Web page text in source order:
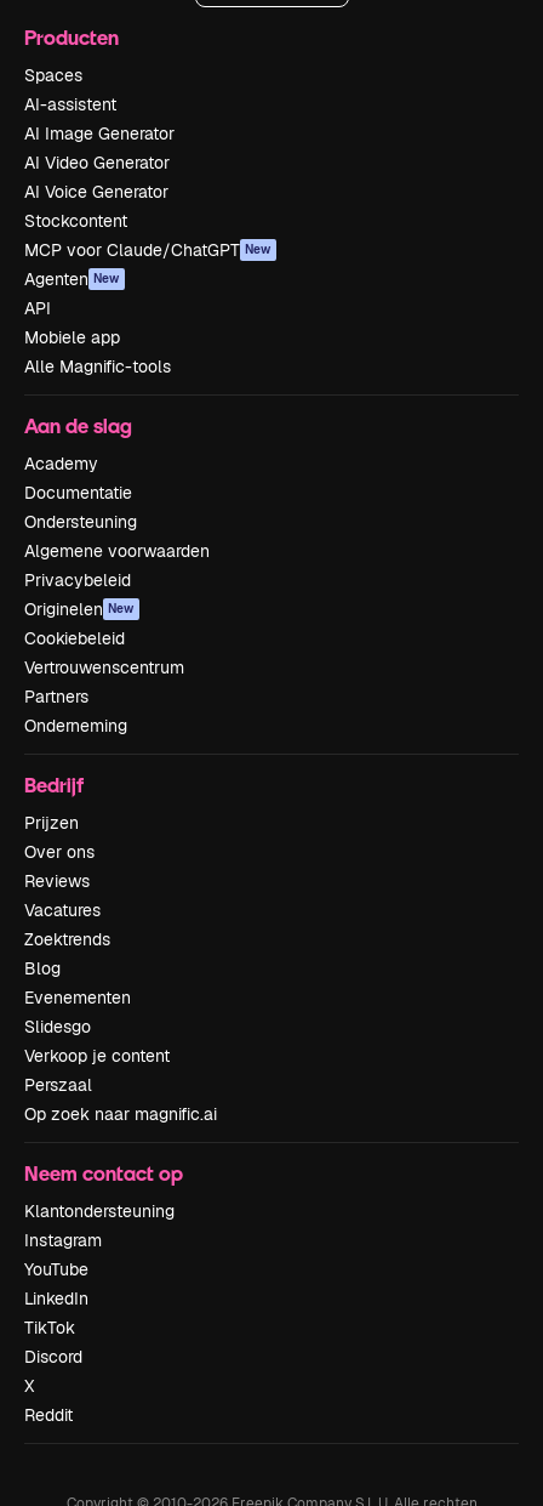
Producten
Spaces
AI-assistent
AI Image Generator
AI Video Generator
AI Voice Generator
Stockcontent
MCP voor Claude/ChatGPT New
Agenten New
API
Mobiele app
Alle Magnific-tools
Aan de slag
Academy
Documentatie
Ondersteuning
Algemene voorwaarden
Privacybeleid
Originelen New
Cookiebeleid
Vertrouwenscentrum
Partners
Onderneming
Bedrijf
Prijzen
Over ons
Reviews
Vacatures
Zoektrends
Blog
Evenementen
Slidesgo
Verkoop je content
Perszaal
Op zoek naar magnific.ai
Neem contact op
Klantondersteuning
Instagram
YouTube
LinkedIn
TikTok
Discord
X
Reddit